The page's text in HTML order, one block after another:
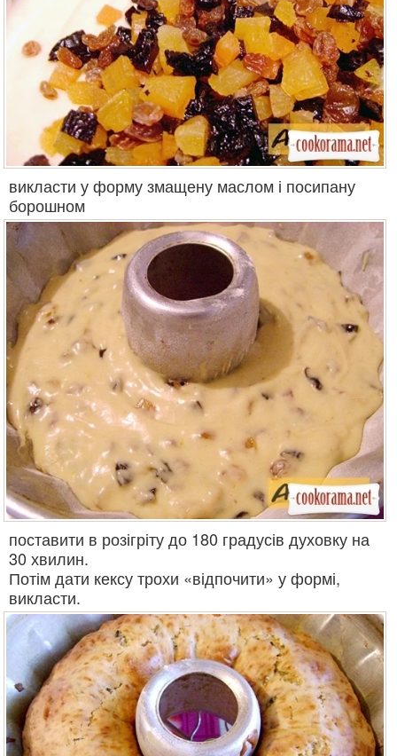
викласти у форму змащену маслом і посипану
борошном
поставити в розігріту до 180 градусів духовку на
30 хвилин.
Потім дати кексу трохи «відпочити» у формі,
викласти.